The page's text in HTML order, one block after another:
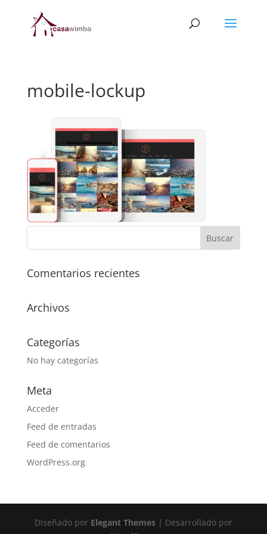
mobile-lockup
Comentarios recientes
Archivos
Categorías
No hay categorías
Meta
Acceder
Feed de entradas
Feed de comentarios
WordPress.org
Diseñado por Elegant Themes| Desarrollado por